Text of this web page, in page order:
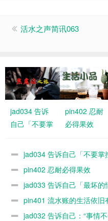
活水之声简讯063
jad034 告诉
自己「不要掌
上帝吧!」
pin402 忍耐
必得果效
jad034 告诉自己「不要掌
pin402 忍耐必得果效
jad033 告诉自己「最坏的
pin401 流水账的生活依旧
jad032 告诉自己：“事情